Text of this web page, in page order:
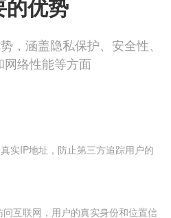
的优势
，涵盖隐私保护、安全性、
网络性能等方面
实IP地址，防止第三方追踪用户的
互联网，用户的真实身份和位置信